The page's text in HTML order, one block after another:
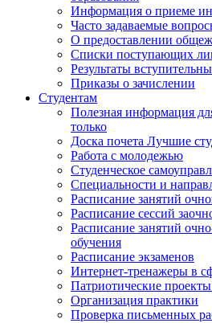
Информация о приеме
Часто задаваемые
О предоставлении
Списки поступающих
Результаты
Приказы о зачислении
Студентам
Полезная информация
только
Доска почета Лучшие
Работа с молодежью
Студенческое
Специальности и
Расписание занятий
Расписание сессий
Расписание занятий
обучения
Расписание экзаменов
Интернет-тренажеры в
Патриотические проекты
Организация практики
Проверка письменных